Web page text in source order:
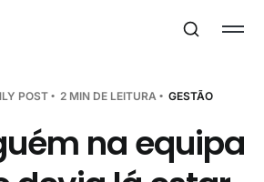
POST 2 MIN DE LEITURA GESTÃO
na equipa